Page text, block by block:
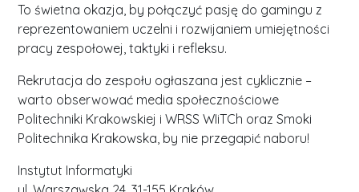
To świetna okazja, by połączyć pasję do gamingu z
reprezentowaniem uczelni i rozwijaniem umiejętności
pracy zespołowej, taktyki i refleksu.
Rekrutacja do zespołu ogłaszana jest cyklicznie –
warto obserwować media społecznościowe
Politechniki Krakowskiej i WRSS WIiTCh oraz Smoki
Politechnika Krakowska, by nie przegapić naboru!
Instytut Informatyki